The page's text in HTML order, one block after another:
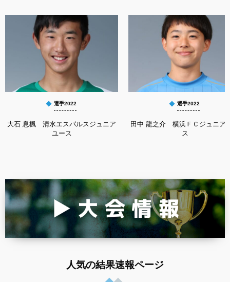
選手2022
大石 息楓 清水エスパルスジュニア
ユース
選手2022
田中 龍之介 横浜ＦＣジュニア
ス
人気の結果速報ページ